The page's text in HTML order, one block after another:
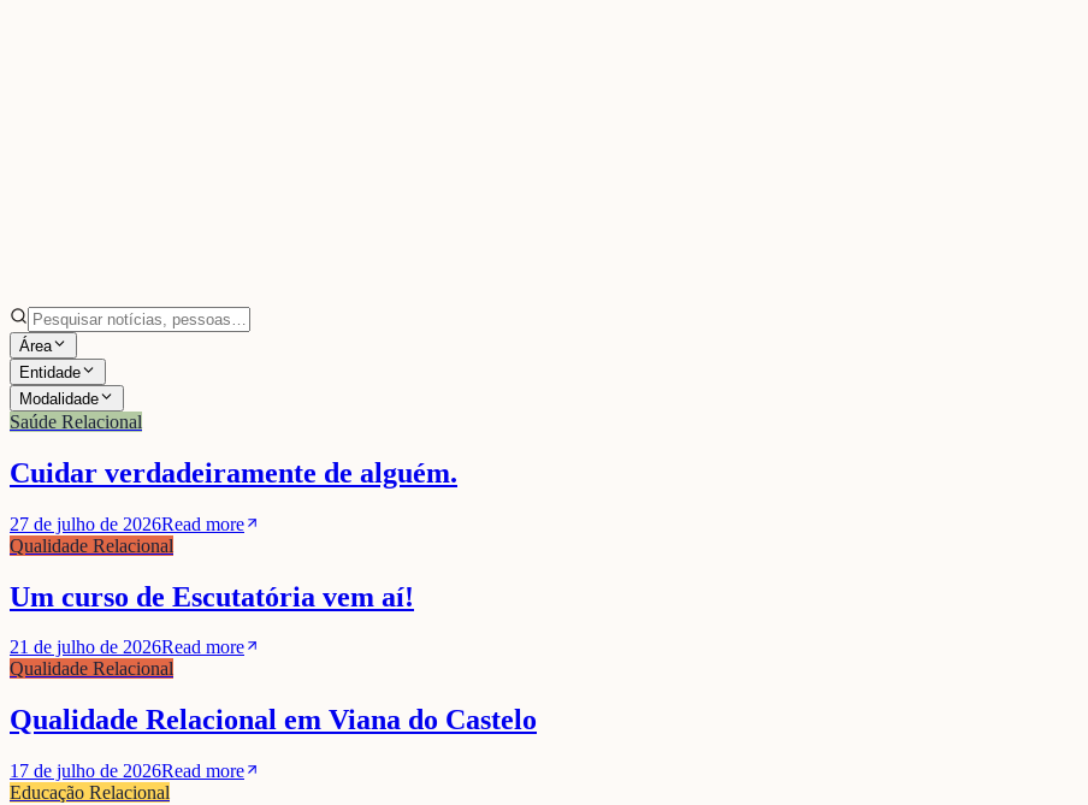
Área
Entidade
Modalidade
Saúde Relacional
Cuidar verdadeiramente de alguém.
27 de julho de 2026Read more
Qualidade Relacional
Um curso de Escutatória vem aí!
21 de julho de 2026Read more
Qualidade Relacional
Qualidade Relacional em Viana do Castelo
17 de julho de 2026Read more
Educação Relacional